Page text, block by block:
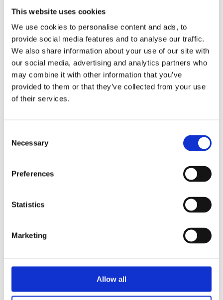
This website uses cookies
We use cookies to personalise content and ads, to
provide social media features and to analyse our traffic.
We also share information about your use of our site with
our social media, advertising and analytics partners who
may combine it with other information that you’ve
provided to them or that they’ve collected from your use
of their services.
Selection
Necessary
Preferences
Statistics
Marketing
Allow all
Giornalista Agenzia “Dire” Profilo : Classe 1966,
giornalista dell’agenzia DIRE, membro dell’Associazione
Stampa Parlamentare. Vice caposervizio nella
redazione Politica e responsabile della redazione
Ambiente e Innovazione. Da sempre appassionato alle
vicende della...